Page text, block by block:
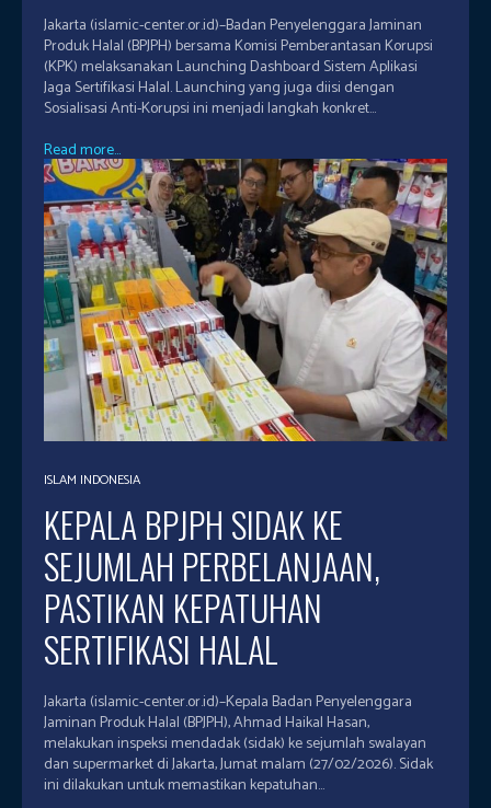
Jakarta (islamic-center.or.id)–Badan Penyelenggara Jaminan
Produk Halal (BPJPH) bersama Komisi Pemberantasan Korupsi
(KPK) melaksanakan Launching Dashboard Sistem Aplikasi
Jaga Sertifikasi Halal. Launching yang juga diisi dengan
Sosialisasi Anti-Korupsi ini menjadi langkah konkret...
Read more...
ISLAM INDONESIA
KEPALA BPJPH SIDAK KE
SEJUMLAH PERBELANJAAN,
PASTIKAN KEPATUHAN
SERTIFIKASI HALAL
Jakarta (islamic-center.or.id)–Kepala Badan Penyelenggara
Jaminan Produk Halal (BPJPH), Ahmad Haikal Hasan,
melakukan inspeksi mendadak (sidak) ke sejumlah swalayan
dan supermarket di Jakarta, Jumat malam (27/02/2026). Sidak
ini dilakukan untuk memastikan kepatuhan...